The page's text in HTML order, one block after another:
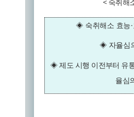
숙취해
◈ 숙취해소 효능·
◈ 자율심
◈제도 시행 이전부터 유
율심